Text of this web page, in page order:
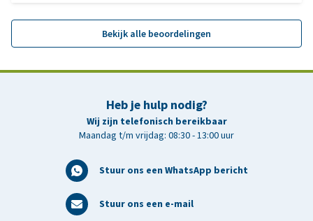
Bekijk alle beoordelingen
Heb je hulp nodig?
Wij zijn telefonisch bereikbaar
Maandag t/m vrijdag: 08:30 - 13:00 uur
Stuur ons een WhatsApp bericht
Stuur ons een e-mail